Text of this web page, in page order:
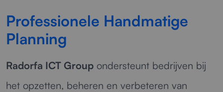
Professionele Handmatige
Planning
Radorfa ICT Group ondersteunt bedrijven bij
het opzetten, beheren en verbeteren van